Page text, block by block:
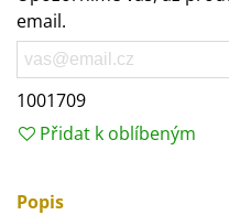
email.
1001709
Přidat k oblíbeným
Popis